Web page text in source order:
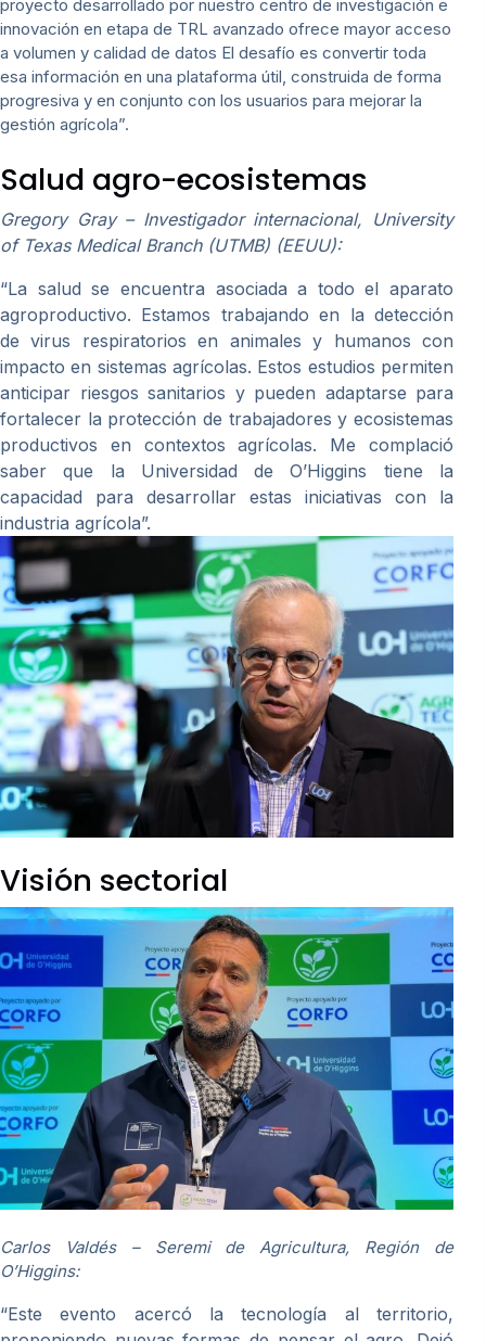
proyecto desarrollado por nuestro centro de investigación e
innovación en etapa de TRL avanzado ofrece mayor acceso
a volumen y calidad de datos El desafío es convertir toda
esa información en una plataforma útil, construida de forma
progresiva y en conjunto con los usuarios para mejorar la
gestión agrícola”.
Salud agro-ecosistemas
Gregory Gray – Investigador internacional, University
of Texas Medical Branch (UTMB) (EEUU):
“La salud se encuentra asociada a todo el aparato
agroproductivo. Estamos trabajando en la detección
de virus respiratorios en animales y humanos con
impacto en sistemas agrícolas. Estos estudios permiten
anticipar riesgos sanitarios y pueden adaptarse para
fortalecer la protección de trabajadores y ecosistemas
productivos en contextos agrícolas. Me complació
saber que la Universidad de O’Higgins tiene la
capacidad para desarrollar estas iniciativas con la
industria agrícola”.
Visión sectorial
Carlos Valdés – Seremi de Agricultura, Región de
O’Higgins:
“Este evento acercó la tecnología al territorio,